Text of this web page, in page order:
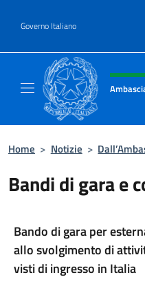
Governo Italiano
Intestazione
Home > Notizie >
Bandi di gara e
Bando di gara per
allo svolgimento di
visti di ingresso in Italia